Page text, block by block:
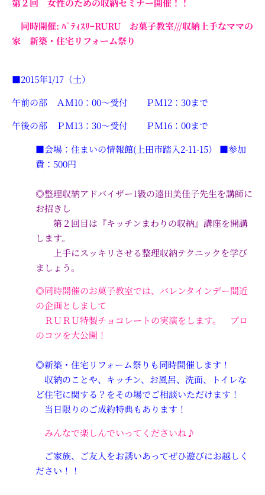
第２回 女性のための収納セミナー開催！！
同時開催: ﾊﾟﾃｨｽﾘｰRURU お菓子教室///収納上手なママの
家 新築・住宅リフォーム祭り
■2015年1/17（土）
午前の部 ＡＭ10：00～受付 ＰＭ12：30まで
午後の部 ＰＭ13：30～受付 ＰＭ16：00まで
■会場：住まいの情報館(上田市踏入2-11-15） ■参加
費：500円
◎整理収納アドバイザー1級の遠田美佳子先生を講師に
お招きし
第２回目は『キッチンまわりの収納』講座を開講
します。
上手にスッキリさせる整理収納テクニックを学び
ましょう。
◎同時開催のお菓子教室では、バレンタインデー間近
の企画としまして
ＲＵＲＵ特製チョコレートの実演をします。 プロ
のコツを大公開！
◎新築・住宅リフォーム祭りも同時開催します！
収納のことや、キッチン、お風呂、洗面、トイレな
ど住宅に関する？をその場でご相談いただけます！
当日限りのご成約特典もあります！
みんなで楽しんでいってくださいね♪
ご家族、ご友人をお誘いあってぜひ遊びにお越しく
ださい！！